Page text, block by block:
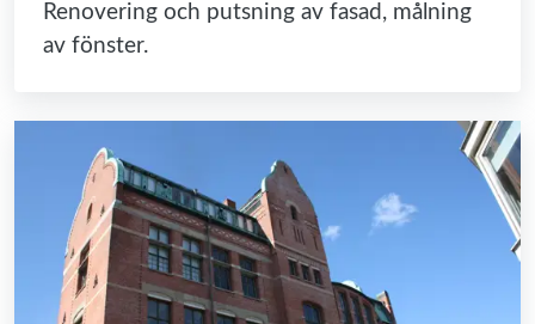
Renovering och putsning av fasad, målning
av fönster.